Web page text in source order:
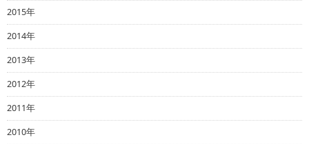
2015年
2014年
2013年
2012年
2011年
2010年